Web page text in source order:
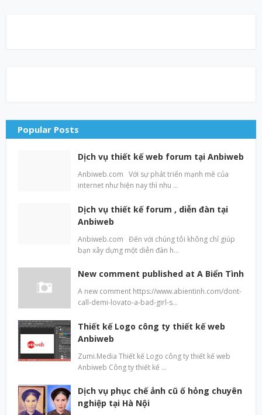
Popular Posts
Dịch vụ thiết kế web forum tại Anbiweb
Anbiweb.com Với sự phát triển mạnh mẽ của
internet như hiện nay thì nhu …
Dịch vụ thiết kế forum , diễn đàn tại
Anbiweb
Anbiweb.com Đến với chúng tôi không chỉ giúp
bạn xây dựng một diễn đàn h…
New comment published at A Biển Tình
A new comment https://www.abientinh.com/dont-
call-demi-lovato-a-bad-girl-s…
Thiết kế Logo công ty thiết kế web
Anbiweb
Zumi.Media Thiết kế Logo công ty thiết kế web
Anbiweb Công ty thiết kế …
Dịch vụ phục chế ảnh cũ ố hỏng chuyên
nghiệp tại Hà Nội